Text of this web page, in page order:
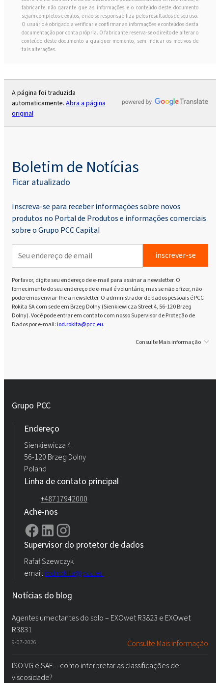
fabricante não garante que as informações e o conteúdo deste documento
sejam completos e exatos, e não se responsabiliza pelos resultados de seu uso.
O usuário é obrigado a verificar e confirmar as informações e conteúdos desta
documentação por conta própria. O fabricante reserva-se o direito de alterar o
conteúdo deste documento a qualquer momento, sem indicar os motivos de
tais alterações.
A página foi traduzida
automaticamente. Abra a página
original
Boletim de Notícias
Ficar atualizado
Inscreva-se para receber informações sobre novos
produtos no Portal de Produtos e informações comerciais
sobre o Grupo PCC Capital
inscrever-se
Por favor, digite seu endereço de e-mail para assinar a newsletter. O
fornecimento do seu endereço de e-mail é voluntário, mas se não o fizer, não
poderemos enviar-lhe a newsletter. O administrador de dados pessoais é PCC
Rokita SA com sede em Brzeg Dolny (Sienkiewicza Street 4, 56-120 Brzeg
Dolny). Você pode entrar em contato com nosso Supervisor de Proteção de
Dados por e-mail:iod.rokita@pcc.eu.
Consulte Mais informação
Grupo PCC
Endereço
Sienkiewicza 4
56-120 Brzeg Dolny
Poland
Linha de contato principal
+48717942000
Ache-nos
Supervisor do protetor de dados
Rafał Szewczyk
email: iod.rokita@pcc.eu
Notícias do blog
Agentes umectantes do solo – EXOwet R3823 e EXOwet
R3831
9-07-2026 Consulte Mais informação
ISO VG e SAE – como interpretar as classificações de
viscosidade?